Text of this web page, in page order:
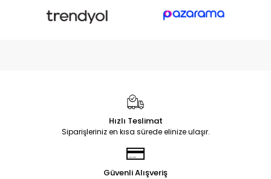
Hızlı Teslimat
Siparişleriniz en kısa sürede elinize ulaşır.
Güvenli Alışveriş